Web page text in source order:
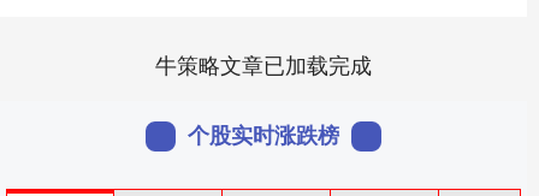
牛策略文章已加载完成
个股实时涨跌榜